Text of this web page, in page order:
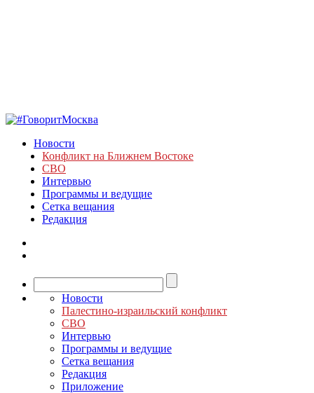
Новости
Конфликт на Ближнем Востоке
СВО
Интервью
Программы и ведущие
Сетка вещания
Редакция
Новости
Палестино-израильский конфликт
СВО
Интервью
Программы и ведущие
Сетка вещания
Редакция
Приложение